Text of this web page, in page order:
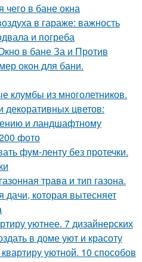
в бане окна
в гараже: важность
и погреба
в бане За и Против
окон для бани.
клумбы из многолетников.
декоративных цветов:
и ландшафтному
фото
фум-ленту без протечки.
трава и тип газона.
дачи, которая вытесняет
уютнее. 7 дизайнерских
в доме уют и красоту
уютной. 10 способов